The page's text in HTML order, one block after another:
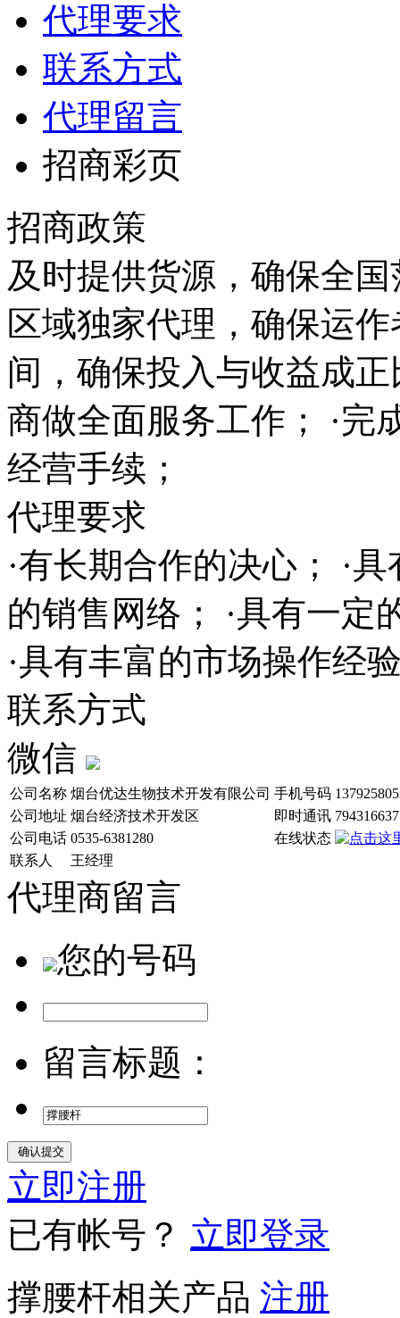
代理要求
联系方式
代理留言
招商彩页
招商政策
及时提供货源，确保全
区域独家代理，确保运
间，确保投入与收益成
商做全面服务工作； ·完
经营手续；
代理要求
·有长期合作的决心； ·
的销售网络； ·具有一定
·具有丰富的市场操作经
联系方式
微信
公司名称 烟台优达生物技术开发有限公司 手机号码
公司地址 烟台经济技术开发区 即时通讯 794316637
公司电话 0535-6381280
在线状态
联系人
王经理
代理商留言
您的号码
留言标题：
立即注册
已有帐号？ 立即登录
撑腰杆相关产品 注册